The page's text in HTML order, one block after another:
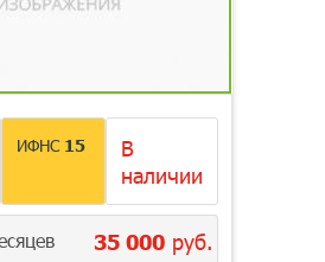
ИФНС 15
В
наличии
35 000руб.